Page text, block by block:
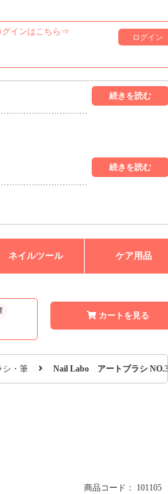
グインはこちら⇒
ログイン
ネイルツール ケア用品
カートを見る
シ・筆 Nail Labo アートブラシ NO.3
商品コード： 101105